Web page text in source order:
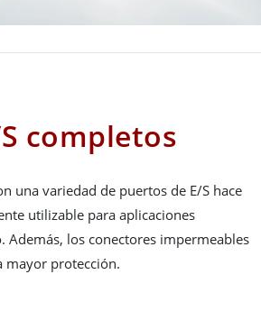
completos
una variedad de puertos de E/S hace
utilizable para aplicaciones
Además, los conectores impermeables
mayor protección.